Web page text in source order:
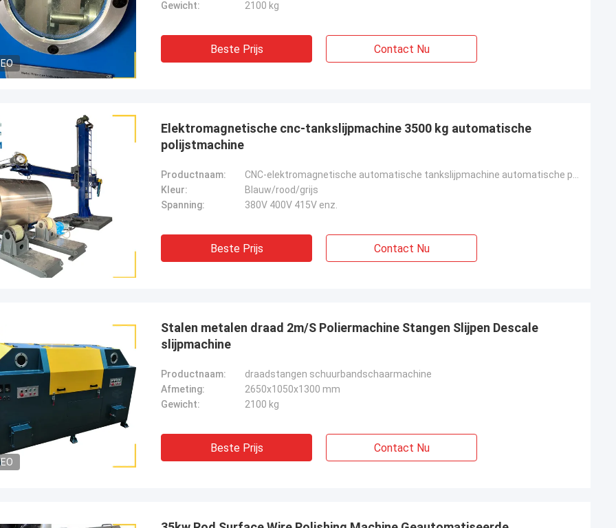
Gewicht:
2100 kg
Beste Prijs Contact Nu
Elektromagnetische cnc-tankslijpmachine 3500 kg automatische
polijstmachine
Productnaam:
Kleur:
Blauw/rood/grijs
Spanning:
380V 400V 415V enz.
Beste Prijs Contact Nu
Stalen metalen draad 2m/S Poliermachine Stangen Slijpen Descale
slijpmachine
Productnaam:
draadstangen schuurbandschaarmachine
Afmeting:
2650x1050x1300 mm
Gewicht:
2100 kg
Beste Prijs Contact Nu